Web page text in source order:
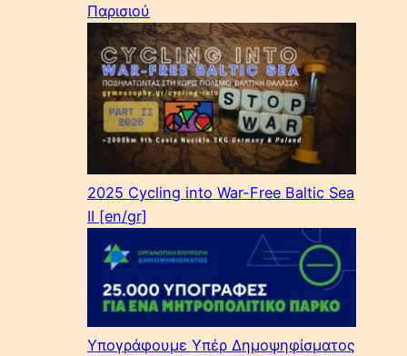
Παρισιού
2025 Cycling into War-Free Baltic Sea
II [en/gr]
Υπογράφουμε Υπέρ Δημοψηφίσματος